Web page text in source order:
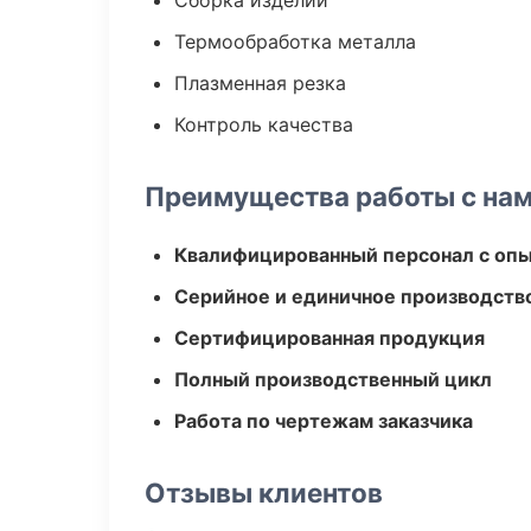
Термообработка металла
Плазменная резка
Контроль качества
Преимущества работы с
Квалифицированный персонал с
Серийное и единичное
Сертифицированная продукция
Полный производственный цикл
Работа по чертежам заказчика
Отзывы клиентов